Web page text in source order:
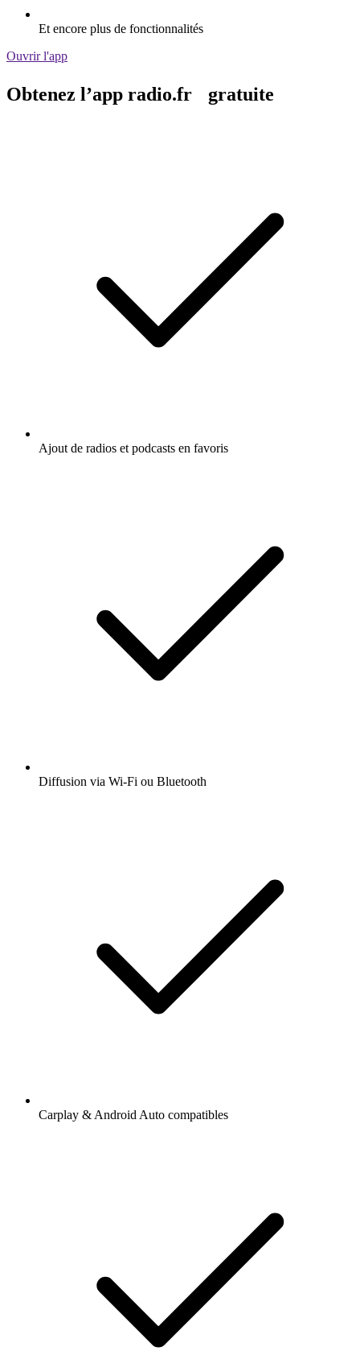
Et encore plus de fonctionnalités
Ouvrir l'app
Obtenez l’app radio.fr gratuite
Ajout de radios et podcasts en favoris
Diffusion via Wi-Fi ou Bluetooth
Carplay & Android Auto compatibles